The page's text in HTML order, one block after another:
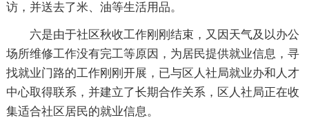
访，并送去了米、油等生活用品。
六是由于社区秋收工作刚刚结束，又因天气及以办公
场所维修工作没有完工等原因，为居民提供就业信息，寻
找就业门路的工作刚刚开展，已与区人社局就业办和人才
中心取得联系，并建立了长期合作关系，区人社局正在收
集适合社区居民的就业信息。